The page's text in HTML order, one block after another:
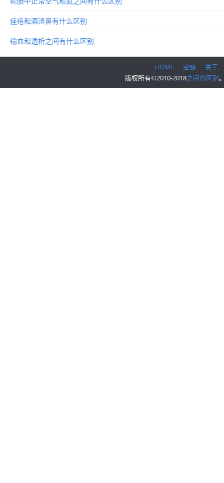
痤疮和酒渣鼻有什么区别
输血和透析之间有什么区别
HOME 空缺
关于
版权所有©2010-2018之间的区别